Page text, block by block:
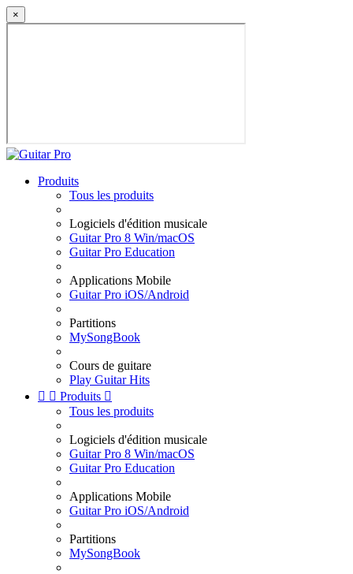
×
Produits
Tous les produits
Logiciels d'édition musicale
Guitar Pro 8 Win/macOS
Guitar Pro Education
Applications Mobile
Guitar Pro iOS/Android
Partitions
MySongBook
Cours de guitare
Play Guitar Hits
  Produits 
Tous les produits
Logiciels d'édition musicale
Guitar Pro 8 Win/macOS
Guitar Pro Education
Applications Mobile
Guitar Pro iOS/Android
Partitions
MySongBook